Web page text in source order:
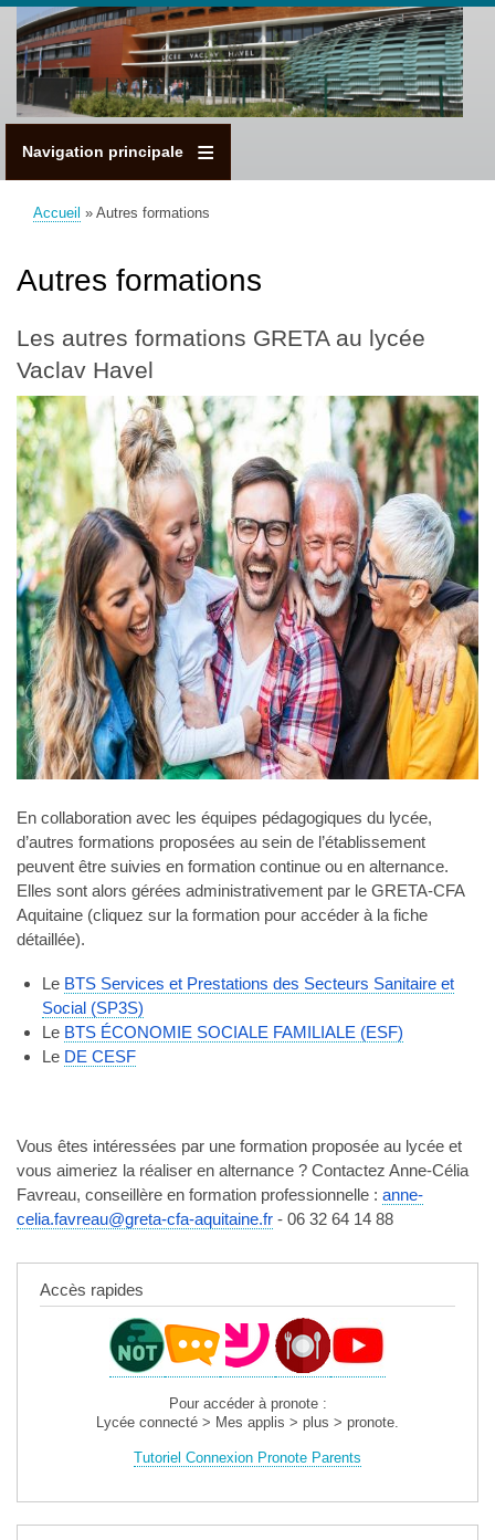
Aller
au
contenu
principal
Navigation principale
Accueil Autres formations
Autres formations
Les autres formations GRETA au lycée
Vaclav Havel
En collaboration avec les équipes pédagogiques du lycée,
d’autres formations proposées au sein de l’établissement
peuvent être suivies en formation continue ou en alternance.
Elles sont alors gérées administrativement par le GRETA-CFA
Aquitaine (cliquez sur la formation pour accéder à la fiche
détaillée).
Le BTS Services et Prestations des Secteurs Sanitaire et
Social (SP3S)
Le BTS ÉCONOMIE SOCIALE FAMILIALE (ESF)
Le DE CESF
Vous êtes intéressées par une formation proposée au lycée et
vous aimeriez la réaliser en alternance ? Contactez Anne-Célia
Favreau, conseillère en formation professionnelle : anne-
celia.favreau@greta-cfa-aquitaine.fr - 06 32 64 14 88
Accès rapides
Pour accéder à pronote :
Lycée connecté > Mes applis > plus > pronote.
Tutoriel Connexion Pronote Parents